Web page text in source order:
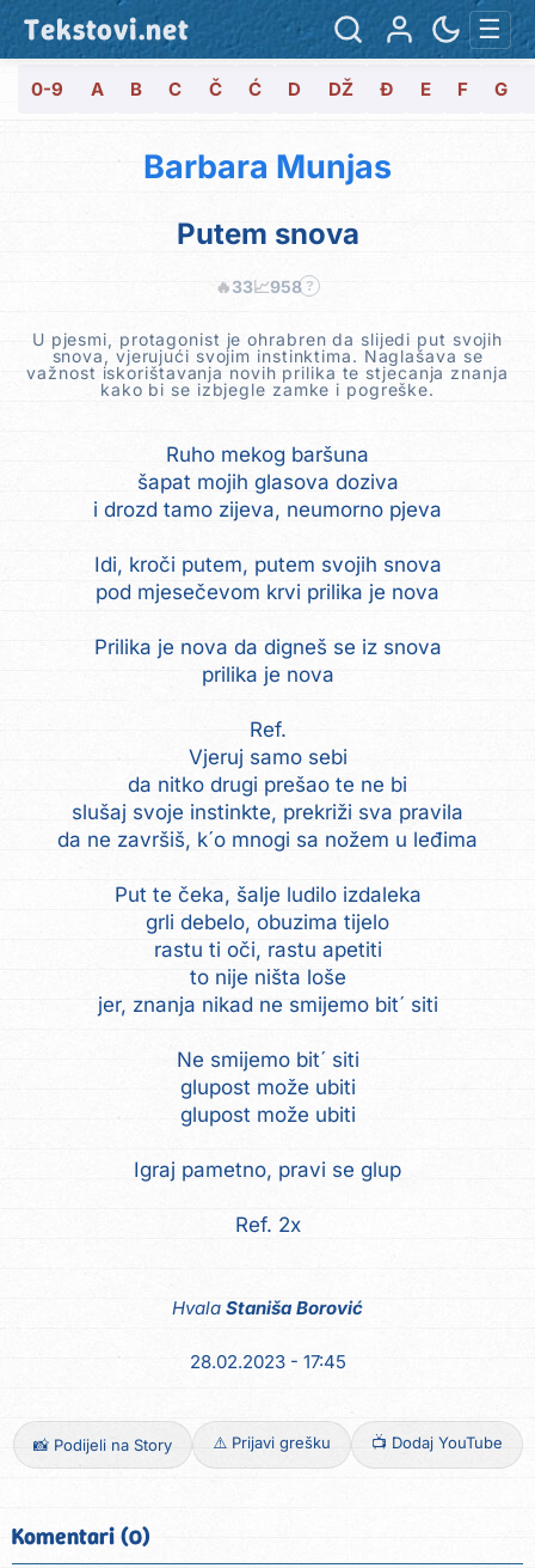
Tekstovi.net ☰
0-9 A B C Č Ć D DŽ Đ E F G
Barbara Munjas
Putem snova
🔥33📈958 ?
U pjesmi, protagonist je ohrabren da slijedi put svojih
snova, vjerujući svojim instinktima. Naglašava se
važnost iskorištavanja novih prilika te stjecanja znanja
kako bi se izbjegle zamke i pogreške.
Ruho mekog baršuna
šapat mojih glasova doziva
i drozd tamo zijeva, neumorno pjeva
Idi, kroči putem, putem svojih snova
pod mjesečevom krvi prilika je nova
Prilika je nova da digneš se iz snova
prilika je nova
Ref.
Vjeruj samo sebi
da nitko drugi prešao te ne bi
slušaj svoje instinkte, prekriži sva pravila
da ne završiš, k´o mnogi sa nožem u leđima
Put te čeka, šalje ludilo izdaleka
grli debelo, obuzima tijelo
rastu ti oči, rastu apetiti
to nije ništa loše
jer, znanja nikad ne smijemo bit´ siti
Ne smijemo bit´ siti
glupost može ubiti
glupost može ubiti
Igraj pametno, pravi se glup
Ref. 2x
Hvala Staniša Borović
28.02.2023 - 17:45
📸 Podijeli na Story ⚠️ Prijavi grešku 📺 Dodaj YouTube
Komentari (0)